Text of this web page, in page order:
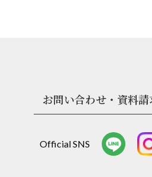
お問い合わせ・資料請
Official SNS